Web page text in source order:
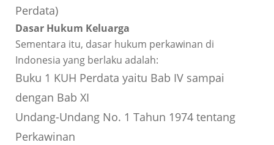
Perdata)
Dasar Hukum Keluarga
Sementara itu, dasar hukum perkawinan di
Indonesia yang berlaku adalah:
Buku 1 KUH Perdata yaitu Bab IV sampai
dengan Bab XI
Undang-Undang No. 1 Tahun 1974 tentang
Perkawinan